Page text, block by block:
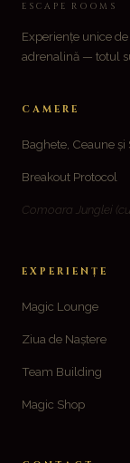
ESCAPE ROOMS
Experiențe unice
adrenalină — totul
CAMERE
Baghete, Ceaune și
Breakout Protocol
Comoara Junglei
EXPERIENȚE
Magic Lounge
Ziua de Naștere
Team Building
Magic Shop